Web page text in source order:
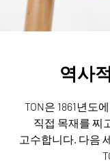
역사
TON은 1861년도
직접 목재를 찌
고수합니다. 다음